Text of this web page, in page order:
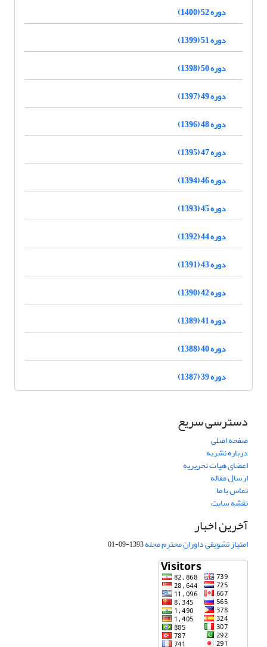
دوره 52 (1400)
دوره 51 (1399)
دوره 50 (1398)
دوره 49 (1397)
دوره 48 (1396)
دوره 47 (1395)
دوره 46 (1394)
دوره 45 (1393)
دوره 44 (1392)
دوره 43 (1391)
دوره 42 (1390)
دوره 41 (1389)
دوره 40 (1388)
دوره 39 (1387)
دسترسی سریع
صفحه اصلی
درباره نشریه
اعضای هیات تحریریه
ارسال مقاله
تماس با ما
نقشه سایت
آخرین اخبار
امتیاز تشویقی داوران محترم مجله1393-09-01